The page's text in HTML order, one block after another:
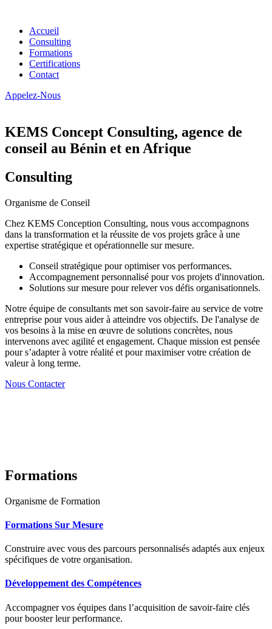
Accueil
Consulting
Formations
Certifications
Contact
Appelez-Nous
KEMS Concept Consulting, agence de
conseil au Bénin et en Afrique
Consulting
Organisme de Conseil
Chez KEMS Conception Consulting, nous vous accompagnons
dans la transformation et la réussite de vos projets grâce à une
expertise stratégique et opérationnelle sur mesure.
Conseil stratégique pour optimiser vos performances.
Accompagnement personnalisé pour vos projets d'innovation.
Solutions sur mesure pour relever vos défis organisationnels.
Notre équipe de consultants met son savoir-faire au service de votre
entreprise pour vous aider à atteindre vos objectifs. De l'analyse de
vos besoins à la mise en œuvre de solutions concrètes, nous
intervenons avec agilité et engagement. Chaque mission est pensée
pour s’adapter à votre réalité et pour maximiser votre création de
valeur à long terme.
Nous Contacter
Formations
Organisme de Formation
Formations Sur Mesure
Construire avec vous des parcours personnalisés adaptés aux enjeux
spécifiques de votre organisation.
Développement des Compétences
Accompagner vos équipes dans l’acquisition de savoir-faire clés
pour booster leur performance.